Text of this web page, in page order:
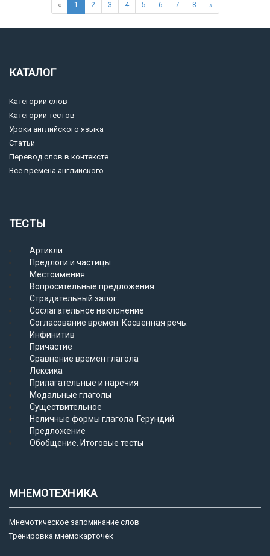
« 1 2 3 4 5 6 7 8 »
КАТАЛОГ
Категории слов
Категории тестов
Уроки английского языка
Статьи
Перевод слов в контексте
Все времена английского
ТЕСТЫ
Артикли
Предлоги и частицы
Местоимения
Вопросительные предложения
Страдательный залог
Сослагательное наклонение
Согласование времен. Косвенная речь.
Инфинитив
Причастие
Сравнение времен глагола
Лексика
Прилагательные и наречия
Модальные глаголы
Существительное
Неличные формы глагола. Герундий
Предложение
Обобщение. Итоговые тесты
МНЕМОТЕХНИКА
Мнемотическое запоминание слов
Тренировка мнемокарточек